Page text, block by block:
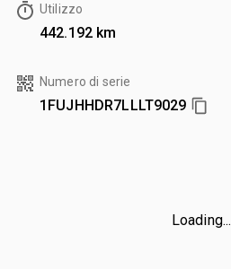
Utilizzo
442.192 km
Numero di serie
1FUJHHDR7LLLT9029
Loading...